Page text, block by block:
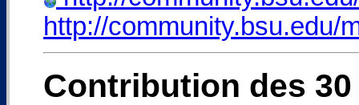
http://community.bsu.edu/
Contribution des